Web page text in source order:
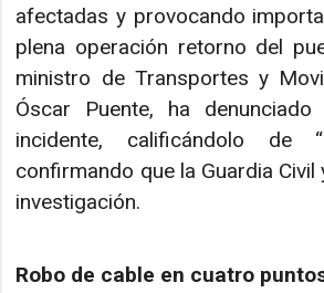
afectadas y provocando
plena operación retorno del
ministro de Transportes y
Óscar Puente, ha denunciado
incidente, calificándolo de
confirmando que la Guardia Civil
investigación.
Robo de cable en cuatro